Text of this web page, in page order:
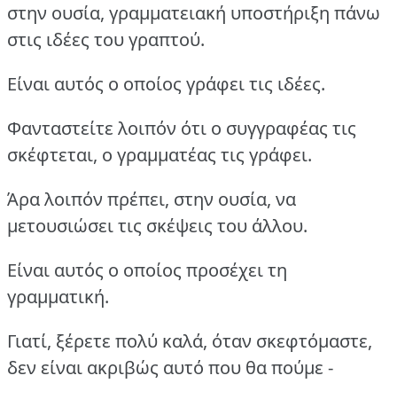
στην ουσία, γραμματειακή υποστήριξη πάνω
στις ιδέες του γραπτού.
Είναι αυτός ο οποίος γράφει τις ιδέες.
Φανταστείτε λοιπόν ότι ο συγγραφέας τις
σκέφτεται, ο γραμματέας τις γράφει.
Άρα λοιπόν πρέπει, στην ουσία, να
μετουσιώσει τις σκέψεις του άλλου.
Είναι αυτός ο οποίος προσέχει τη
γραμματική.
Γιατί, ξέρετε πολύ καλά, όταν σκεφτόμαστε,
δεν είναι ακριβώς αυτό που θα πούμε -